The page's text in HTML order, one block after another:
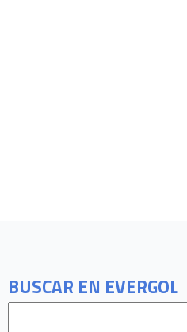
BUSCAR EN EVERGOL